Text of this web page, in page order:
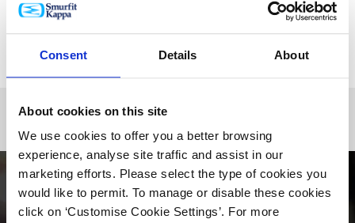
Consent Details About
About cookies on this site
We use cookies to offer you a better browsing
experience, analyse site traffic and assist in our
marketing efforts. Please select the type of cookies you
would like to permit. To manage or disable these cookies
click on ‘Customise Cookie Settings’. For more
zaměřena provozně, obsluhuje stroje a pracuje na
rámců.